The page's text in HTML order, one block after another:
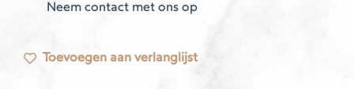
Neem contact met ons op
Toevoegen aan verlanglijst